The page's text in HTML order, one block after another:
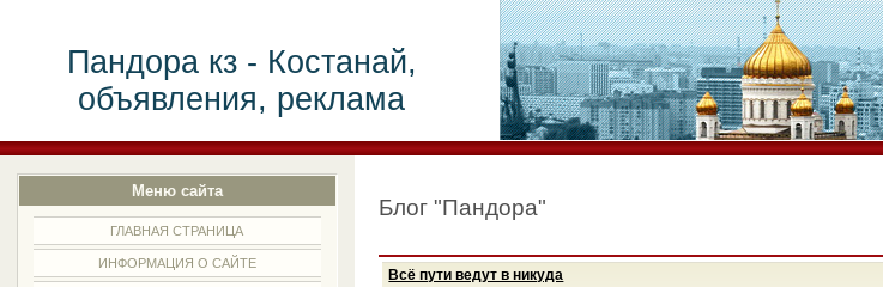
Пандора кз - Костанай,
объявления, реклама
Меню сайта
ГЛАВНАЯ СТРАНИЦА
ИНФОРМАЦИЯ О САЙТЕ
Блог "Пандора"
Всё пути ведут в никуда